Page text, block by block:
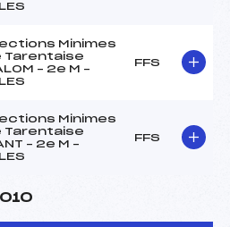
Minimes
Tarentaise
– 2e M –
FFS
Minimes
Tarentaise
– 2e M –
FFS